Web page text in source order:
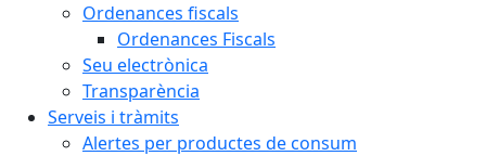
Ordenances fiscals
Ordenances Fiscals
Seu electrònica
Transparència
Serveis i tràmits
Alertes per productes de consum